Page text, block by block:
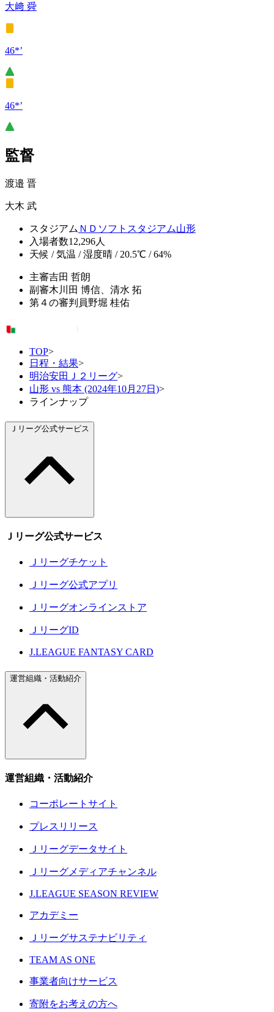
大﨑 舜
46*’
46*’
監督
渡邉 晋
大木 武
スタジアム ＮＤソフトスタジアム山形
入場者数12,296人
天候 / 気温 / 湿度晴 / 20.5℃ / 64%
主審吉田 哲朗
副審木川田 博信、清水 拓
第４の審判員野堀 桂佑
TOP>
日程・結果>
明治安田Ｊ２リーグ>
山形 vs 熊本 (2024年10月27日)>
ラインナップ
Ｊリーグ公式サービス
Ｊリーグ公式サービス
Ｊリーグチケット
Ｊリーグ公式アプリ
Ｊリーグオンラインストア
ＪリーグID
J.LEAGUE FANTASY CARD
運営組織・活動紹介
運営組織・活動紹介
コーポレートサイト
プレスリリース
Ｊリーグデータサイト
Ｊリーグメディアチャンネル
J.LEAGUE SEASON REVIEW
アカデミー
Ｊリーグサステナビリティ
TEAM AS ONE
事業者向けサービス
寄附をお考えの方へ